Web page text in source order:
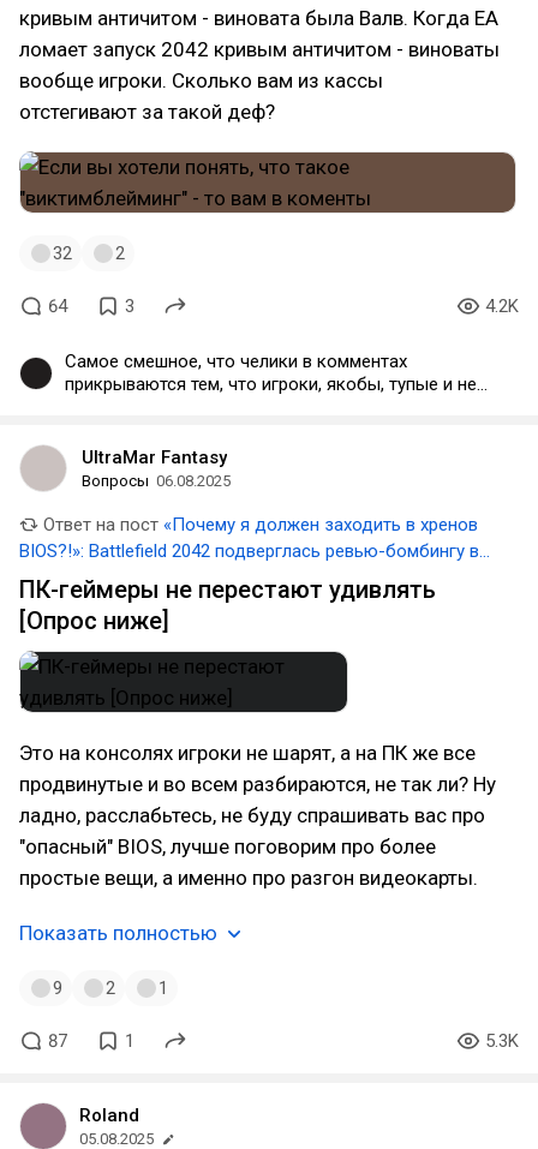
кривым античитом - виновата была Валв. Когда ЕА
ломает запуск 2042 кривым античитом - виноваты
вообще игроки. Сколько вам из кассы
отстегивают за такой деф?
32 2
64 3 4.2K
Самое смешное, что челики в комментах
прикрываются тем, что игроки, якобы, тупые и не
менять ради одного подпивасного шутана, так это
ДТФерам в голову даже не приходит.
UltraMar Fantasy
Вопросы 06.08.2025
Ответ на пост «Почему я должен заходить в хренов
BIOS?!»: Battlefield 2042 подверглась ревью-бомбингу в
Steam из-за требования включить Secure Boot на ПК
ПК-геймеры не перестают удивлять
[Опрос ниже]
Это на консолях игроки не шарят, а на ПК же все
продвинутые и во всем разбираются, не так ли? Ну
ладно, расслабьтесь, не буду спрашивать вас про
"опасный" BIOS, лучше поговорим про более
простые вещи, а именно про разгон видеокарты.
Показать полностью
9 2 1
87 1 5.3K
Roland
05.08.2025